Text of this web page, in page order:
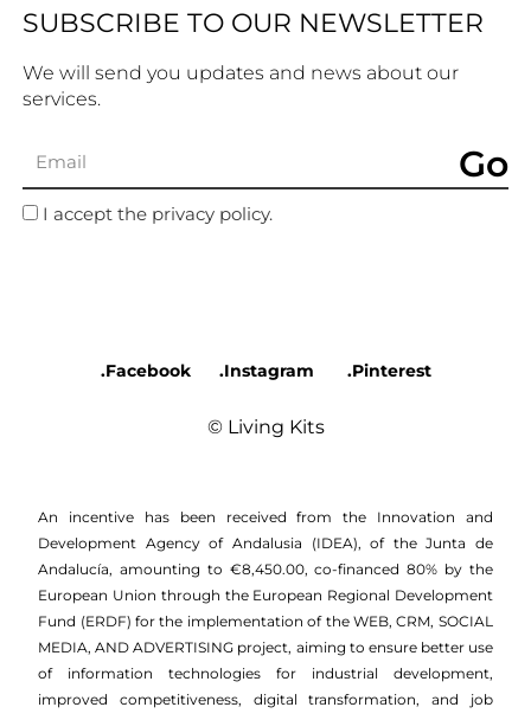
SUBSCRIBE TO OUR NEWSLETTER
We will send you updates and news about our
services.
I accept the privacy policy.
Go
© Living Kits
.Facebook .Instagram .Pinterest
An incentive has been received from the Innovation and
Development Agency of Andalusia (IDEA), of the Junta de
Andalucía, amounting to €8,450.00, co-financed 80% by the
European Union through the European Regional Development
Fund (ERDF) for the implementation of the WEB, CRM, SOCIAL
MEDIA, AND ADVERTISING project, aiming to ensure better use
of information technologies for industrial development,
improved competitiveness, digital transformation, and job